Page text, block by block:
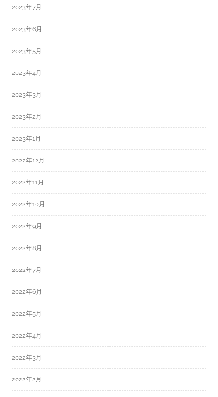
2023年7月
2023年6月
2023年5月
2023年4月
2023年3月
2023年2月
2023年1月
2022年12月
2022年11月
2022年10月
2022年9月
2022年8月
2022年7月
2022年6月
2022年5月
2022年4月
2022年3月
2022年2月